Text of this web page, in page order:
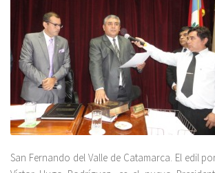
San Fernando del Valle de Catamarca. El edil